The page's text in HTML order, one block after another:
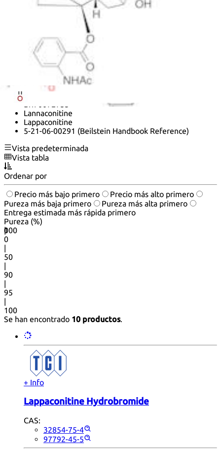
4,8,9-Triol 4-(2-Acetylamino)Benzoate)
(1Alpha,10Alpha,13Alpha,14Alpha,16Beta,17Xi)-20-
Ethyl-8,9-Dihydroxy-1,14,16-Trimethoxyaconitan-4-Yl
2-(Acetylamino)Benzoate
2H-12,3,6a-Ethanylylidene-7,9-methanonaphth[2,3-
b]azocine, aconitane-4,8,9-triol deriv.
Acetyl-10-deoxysepaconitine
Aconitane-4,8,9-triol, 20-ethyl-1,14,16-trimethoxy-, 4-
(2-acetylamino)benzoate), (1-alpha,14-alpha,16-beta)-
Aconitane-4,8,9-triol, 20-ethyl-1,14,16-trimethoxy-, 4-
Lannaconitine
Lappaconitine
5-21-06-00291 (Beilstein Handbook Reference)
Vista predeterminada
Vista tabla
Ordenar por
Precio más bajo primero
Precio más alto primero
Pureza más baja primero
Pureza más alta primero
Entrega estimada más rápida primero
Pureza (%)
0
100
|
0
|
50
|
90
|
95
|
100
Se han encontrado 10 productos.
+ Info
Lappaconitine Hydrobromide
CAS:
32854-75-4
97792-45-5